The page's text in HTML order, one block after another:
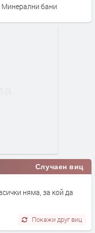
Минерални бани
Случаен виц
няма, за кой да
Покажи друг виц